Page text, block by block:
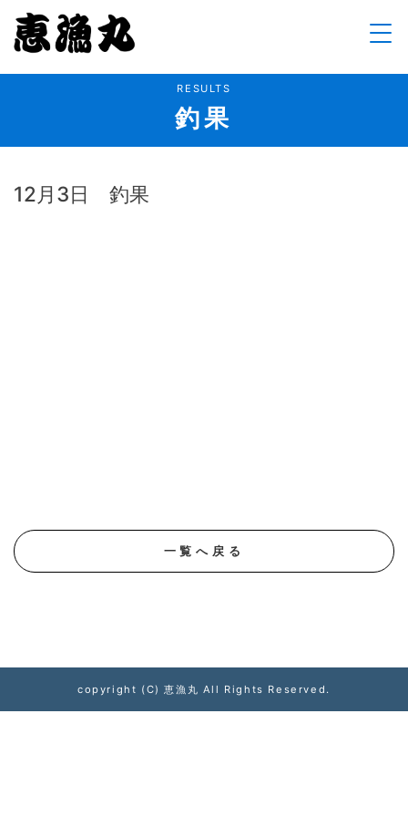
Skip
to
content
RESULTS
釣果
12月3日 釣果
一覧へ戻る
copyright (C) 恵漁丸 All Rights Reserved.